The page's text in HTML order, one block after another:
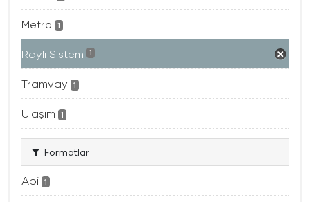
Metro 1
Raylı Sistem 1
Tramvay 1
Ulaşım 1
Formatlar
Api 1